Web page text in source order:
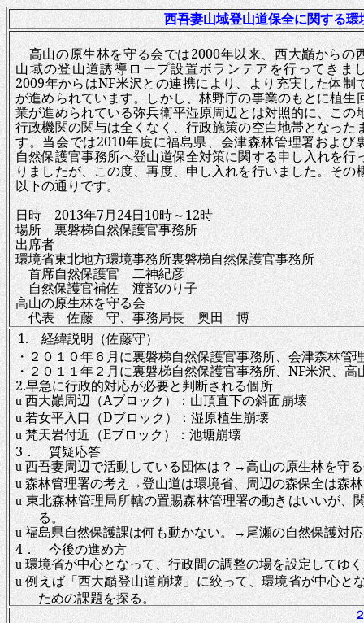
西吾妻山域登山道保全に関する
高山の原生林を守る会では2000年以来、西大巓からの
山域の登山道誘導ロープ設置ボランテアを行ってきま
2009年からはNF米沢との連携により、より充実した体制
が進められています。しかし、林野庁の事業のもとに植生
業が進められている弥兵衛平湿原周辺とは対照的に、この
行政機関の関与は全くなく、行政施策の空白地帯となった
す。当会では2010年度に福島県、会津森林管理署および
自然保護官事務所へ登山道保全対策に関する申し入れを行
りましたが、この度、再度、申し入れを行いました。その
以下の通りです。
日時2013年7月24日10時～12時
場所 裏磐梯自然保護官事務所
出席者
環境省東北地方環境事務所裏磐梯自然保護官事務所
首席自然保護官 二神紀彦
自然保護官補佐 渡部のり子
高山の原生林を守る会
代表 佐藤 守、事務局長 奥田 博
1.経緯説明（佐藤守）
・２０１０年６月に裏磐梯自然保護官事務所、会津森林管
・２０１１年２月に裏磐梯自然保護官事務所、NF米沢、高
2.早急に行政的対応が必要と判断される個所
u 西大巓周辺（Aブロック）：山頂直下の斜面崩壊
u 若女平入口（Dブロック）：湿原植生崩壊
u 梵天岩付近（Eブロック）：池塘崩壊
3 ． 質疑応答
u 西吾妻周辺で活動している団体は？→高山の原生林を守
u 森林管理署の考え→登山道は環境省、周辺の森保全は森
u 東北森林管理局所轄の置賜森林管理署の動きはいいが
る。
u 福島県自然保護課は何も動かない。→尾瀬の自然保護対
4．今後の進め方
u 環境省が中心となって、行政間の調整の場を設定してゆ
u 例えば「西大巓登山道崩壊」に絞って、環境省が中心
ための課題を探る。